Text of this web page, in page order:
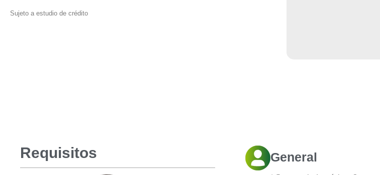
Sujeto a estudio de crédito
Requisitos General